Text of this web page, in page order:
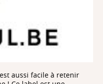
aussi facile à retenir